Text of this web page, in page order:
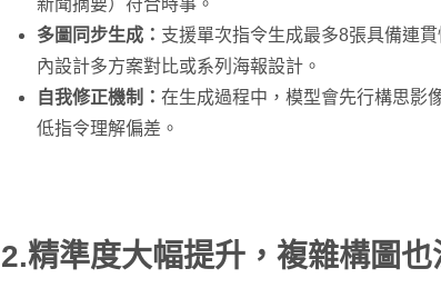
新聞摘要）符合時事。
多圖同步生成： 支援單次指令生成最多8張具備連
內設計多方案對比或系列海報設計。
自我修正機制： 在生成過程中，模型會先行構思影
低指令理解偏差。
2.精準度大幅提升，複雜構圖也